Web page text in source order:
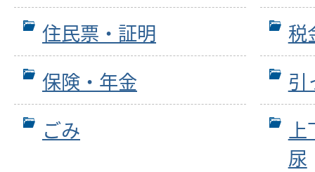
住民票・証明
税
保険・年金
引
ごみ
上
尿